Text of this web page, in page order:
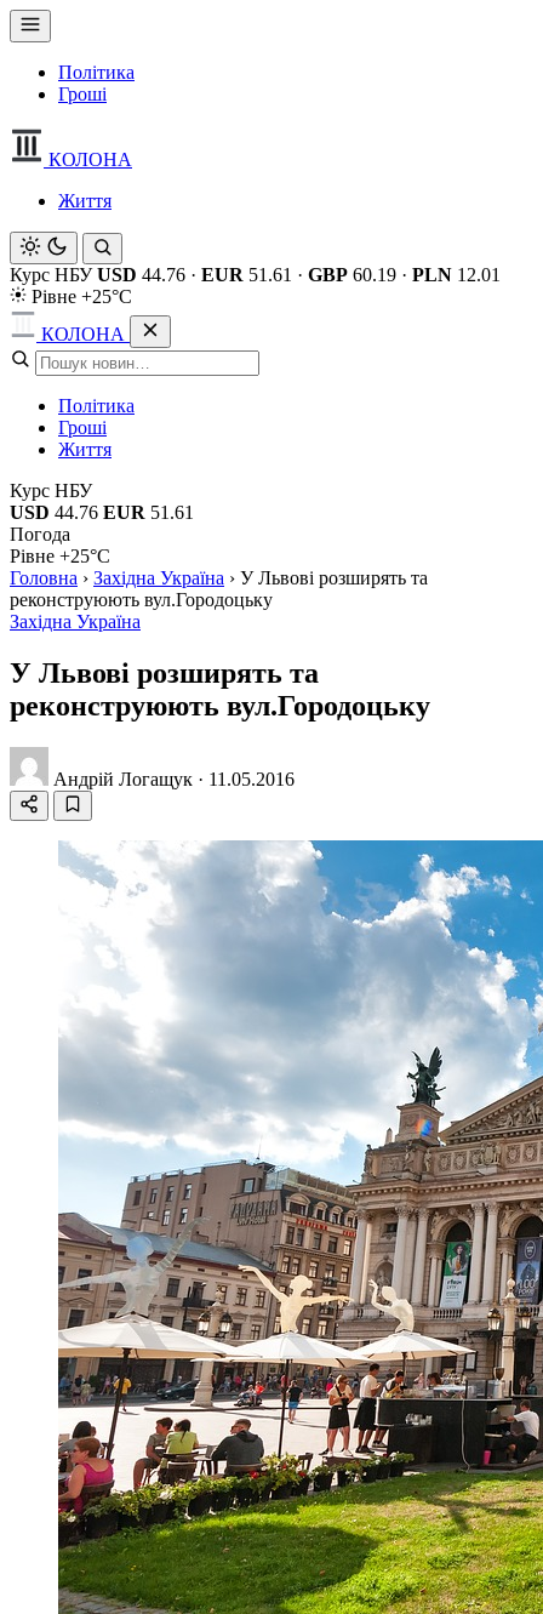
Політика
Гроші
КОЛОНА
Життя
Курс НБУ USD 44.76 · EUR 51.61 · GBP 60.19 · PLN 12.01
Рівне +25°C
КОЛОНА
Політика
Гроші
Життя
Курс НБУ
USD 44.76 EUR 51.61
Погода
Рівне +25°C
Головна › Західна Україна › У Львові розширять та
реконструюють вул.Городоцьку
Західна Україна
У Львові розширять та
реконструюють вул.Городоцьку
Андрій Логащук · 11.05.2016